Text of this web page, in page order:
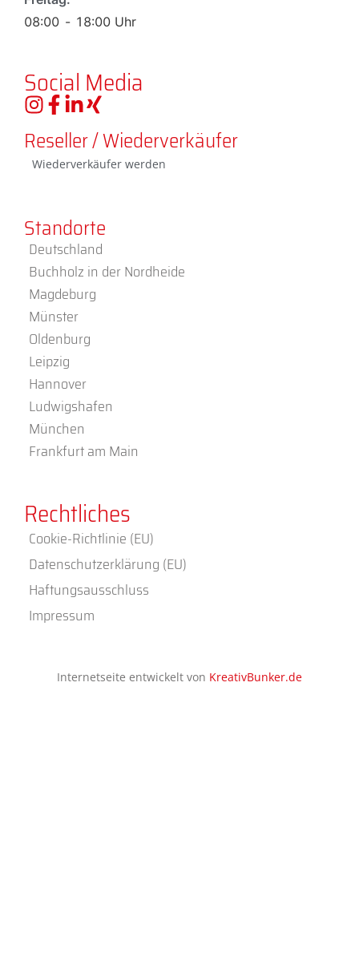
08:00 - 18:00 Uhr
Social Media
Reseller / Wiederverkäufer
Wiederverkäufer werden
Standorte
Deutschland
Buchholz in der Nordheide
Magdeburg
Münster
Oldenburg
Leipzig
Hannover
Ludwigshafen
München
Frankfurt am Main
Rechtliches
Cookie-Richtlinie (EU)
Datenschutzerklärung (EU)
Haftungsausschluss
Impressum
Internetseite entwickelt von KreativBunker.de